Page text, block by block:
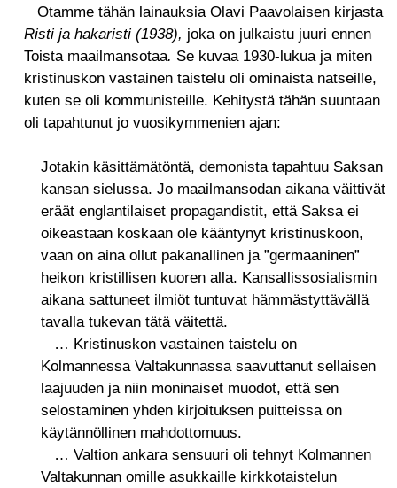
Otamme tähän lainauksia Olavi Paavolaisen kirjasta
Risti ja hakaristi (1938), joka on julkaistu juuri ennen
Toista maailmansotaa. Se kuvaa 1930-lukua ja miten
kristinuskon vastainen taistelu oli ominaista natseille,
kuten se oli kommunisteille. Kehitystä tähän suuntaan
oli tapahtunut jo vuosikymmenien ajan:
Jotakin käsittämätöntä, demonista tapahtuu Saksan
kansan sielussa. Jo maailmansodan aikana väittivät
eräät englantilaiset propagandistit, että Saksa ei
oikeastaan koskaan ole kääntynyt kristinuskoon,
vaan on aina ollut pakanallinen ja ”germaaninen”
heikon kristillisen kuoren alla. Kansallissosialismin
aikana sattuneet ilmiöt tuntuvat hämmästyttävällä
tavalla tukevan tätä väitettä.
… Kristinuskon vastainen taistelu on
Kolmannessa Valtakunnassa saavuttanut sellaisen
laajuuden ja niin moninaiset muodot, että sen
selostaminen yhden kirjoituksen puitteissa on
käytännöllinen mahdottomuus.
… Valtion ankara sensuuri oli tehnyt Kolmannen
Valtakunnan omille asukkaille kirkkotaistelun